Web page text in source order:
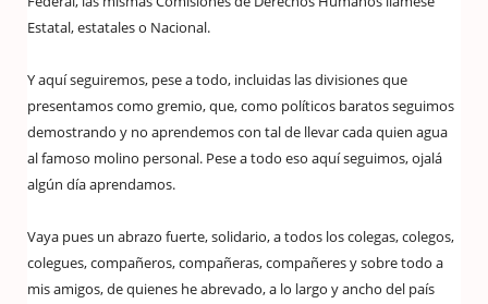
Estatal, estatales o Nacional.
Y aquí seguiremos, pese a todo, incluidas las divisiones que
presentamos como gremio, que, como políticos baratos seguimos
demostrando y no aprendemos con tal de llevar cada quien agua
al famoso molino personal. Pese a todo eso aquí seguimos, ojalá
algún día aprendamos.
Vaya pues un abrazo fuerte, solidario, a todos los colegas, colegos,
colegues, compañeros, compañeras, compañeres y sobre todo a
mis amigos, de quienes he abrevado, a lo largo y ancho del país